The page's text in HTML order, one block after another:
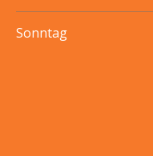
Sonntag